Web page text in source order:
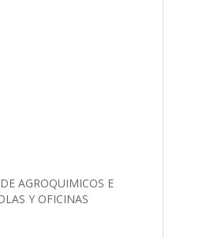
AGROQUIMICOS E
Y OFICINAS